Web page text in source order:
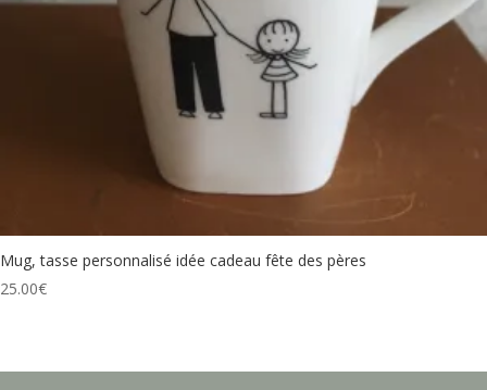
Mug, tasse personnalisé idée cadeau fête des pères
25.00€